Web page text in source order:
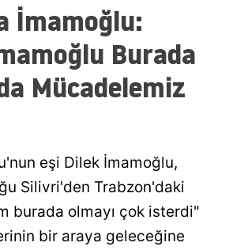
İmamoğlu:
Burada
Mücadelemiz
eşi Dilek İmamoğlu,
Silivri'den Trabzon'daki
burada olmayı çok isterdi"
bir araya geleceğine